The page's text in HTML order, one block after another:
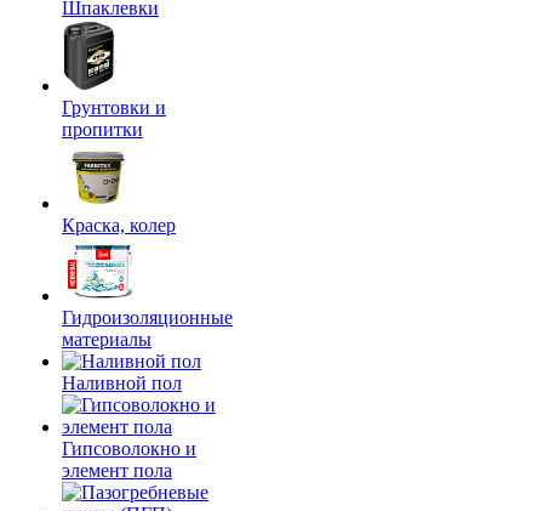
Шпаклевки
Грунтовки и
пропитки
Краска, колер
Гидроизоляционные
материалы
Наливной пол
Гипсоволокно и
элемент пола